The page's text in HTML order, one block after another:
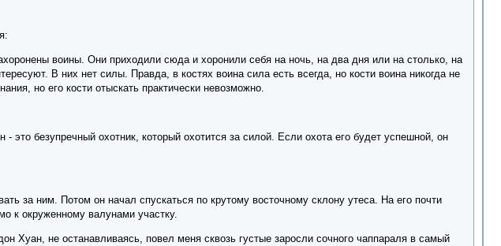
воины. Они приходили сюда и хоронили себя на ночь, на два дня или на столько, на
В них нет силы. Правда, в костях воина сила есть всегда, но кости воина никогда не
но его кости отыскать практически невозможно.
безупречный охотник, который охотится за силой. Если охота его будет успешной, он
за ним. Потом он начал спускаться по крутому восточному склону утеса. На его почти
к окруженному валунами участку.
Хуан, не останавливаясь, повел меня сквозь густые заросли сочного чаппараля в самый